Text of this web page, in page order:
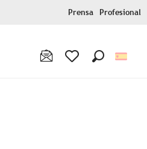
Prensa Profesional